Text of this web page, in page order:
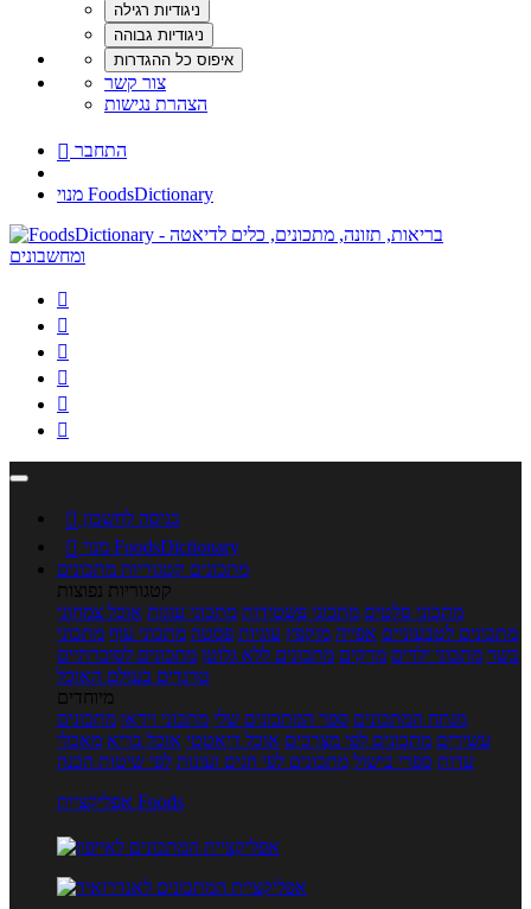
צור קשר
הצהרת נגישות
 התחבר
מנוי FoodsDictionary






 כניסה לחשבון

מנוי FoodsDictionary
מתכונים קטגוריות מתכונים
קטגוריות נפוצות
מתכוני סלטים מתכוני פשטידות מתכוני עוגות אוכל צמחוני
מתכונים לטבעוניים אפייה מוקפץ עוגיות פסטה מתכוני עוף מתכוני
בשר מתכוני ילדים מרקים מתכונים ללא גלוטן מתכונים לסוכרתיים
טרנדים בעולם האוכל
מיוחדים
מנתח המתכונים ספר המתכונים שלי מתכוני וידאו מתכונים
עשירים מתכונים לפי מצרכים אוכל דיאטטי אוכל בריא מאכלי
עדות ספרי בישול מתכונים לפי חגים ועונות לפי שיטות הכנה
אפליקציית Foods